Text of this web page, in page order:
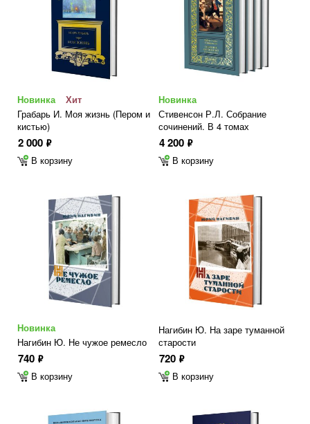
Новинка
Хит
Грабарь И. Моя жизнь (Пером и
кистью)
2 000 ф
В корзину
Новинка
Стивенсон Р.Л. Собрание
сочинений. В 4 томах
4 200 ф
В корзину
Новинка
Нагибин Ю. Не чужое ремесло
740 ф
В корзину
Нагибин Ю. На заре туманной
старости
720 ф
В корзину